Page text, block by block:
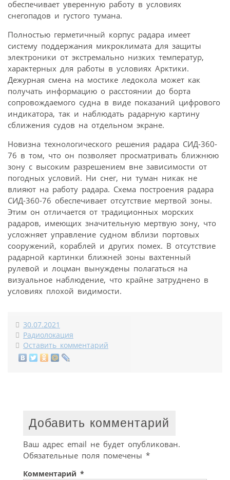
обеспечивает уверенную работу в условиях
снегопадов и густого тумана.
Полностью герметичный корпус радара имеет
систему поддержания микроклимата для защиты
электроники от экстремально низких температур,
характерных для работы в условиях Арктики.
Дежурная смена на мостике ледокола может как
получать информацию о расстоянии до борта
сопровождаемого судна в виде показаний цифрового
индикатора, так и наблюдать радарную картину
сближения судов на отдельном экране.
Новизна технологического решения радара СИД-360-
76 в том, что он позволяет просматривать ближнюю
зону с высоким разрешением вне зависимости от
погодных условий. Ни снег, ни туман никак не
влияют на работу радара. Схема построения радара
СИД-360-76 обеспечивает отсутствие мертвой зоны.
Этим он отличается от традиционных морских
радаров, имеющих значительную мертвую зону, что
усложняет управление судном вблизи портовых
сооружений, кораблей и других помех. В отсутствие
радарной картинки ближней зоны вахтенный
рулевой и лоцман вынуждены полагаться на
визуальное наблюдение, что крайне затруднено в
условиях плохой видимости.
30.07.2021
Радиолокация
Оставить комментарий
Добавить комментарий
Ваш адрес email не будет опубликован.
Обязательные поля помечены *
Комментарий *